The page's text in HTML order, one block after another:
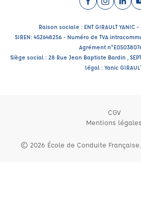
FacebookInstagram
Raison sociale : ENT GIRAULT
SIREN: 452648256 - Numéro de TVA
Agrément
Siège social : 28 Rue Jean Baptiste Bardin ,
légal : Yanic
CGV
Mentions légales
© 2026 École de Conduite